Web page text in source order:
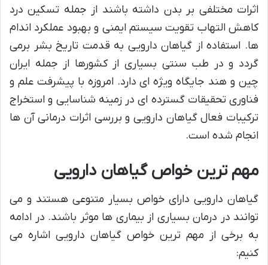
اثرات مختلفی بر بدن داشته باشند از جمله تسکین درد
کاهش التهاب تقویت سیستم ایمنی و بهبود عملکرد اندام
ها. استفاده از گیاهان دارویی به قدمت تاریخ بشر برمی
گردد و در طب سنتی بسیاری از کشورها از جمله ایران
چین و هند جایگاه ویژه ای دارد. امروزه با پیشرفت علم و
فناوری تحقیقات گسترده ای در زمینه شناسایی و استخراج
ترکیبات فعال گیاهان دارویی و بررسی اثرات درمانی آن ها
انجام شده است.
مهم ترین خواص گیاهان دارویی
گیاهان دارویی دارای خواص بسیار متنوعی هستند و می
توانند در درمان بسیاری از بیماری ها موثر باشند. در ادامه
به برخی از مهم ترین خواص گیاهان دارویی اشاره می
کنیم: